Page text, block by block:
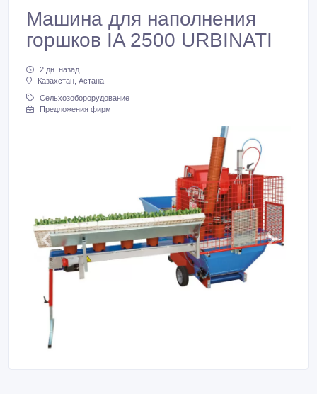
Машина для наполнения
горшков IA 2500 URBINATI
2 дн. назад
Казахстан, Астана
Сельхозоборорудование
Предложения фирм